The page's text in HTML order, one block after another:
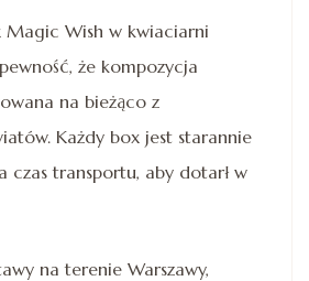
Magic Wish w kwiaciarni
że kompozycja
na bieżąco z
Każdy box jest starannie
czas transportu, aby dotarł w
na terenie Warszawy,